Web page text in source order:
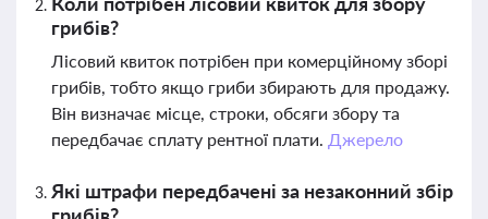
грибів?
Лісовий квиток потрібен при комерційному зборі
грибів, тобто якщо гриби збирають для продажу.
Він визначає місце, строки, обсяги збору та
передбачає сплату рентної плати. Джерело
Які штрафи передбачені за незаконний збір